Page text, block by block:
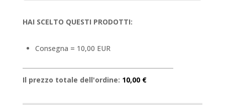
HAI SCELTO QUESTI PRODOTTI:
Consegna = 10,00 EUR
Il prezzo totale dell'ordine: 10,00 €